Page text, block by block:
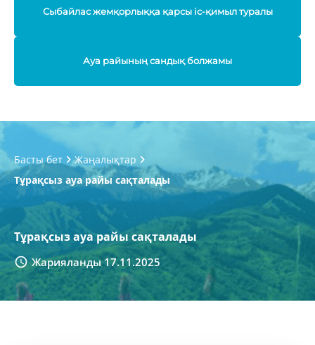
Сыбайлас жемқорлыққа қарсы іс-қимыл туралы
Ауа райының сандық болжамы
Басты бет
Жаңалықтар
Тұрақсыз ауа райы сақталады
Тұрақсыз ауа райы сақталады
Жарияланды 17.11.2025